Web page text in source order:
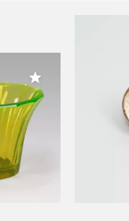
Meiner Sammlung